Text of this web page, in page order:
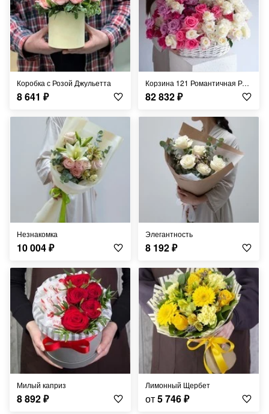
Коробка с Розой Джульетта
8 641 ₽
Корзина 121 Романтичная Роза
82 832₽
Незнакомка
10 004₽
Элегантность
8 192₽
Милый каприз
8 892₽
Лимонный Щербет
от5 746₽